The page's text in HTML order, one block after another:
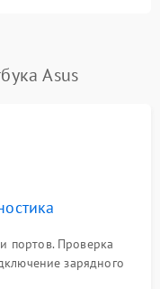
Подробнее →
Asus
портов. Проверка
зарядного
тока с помощью